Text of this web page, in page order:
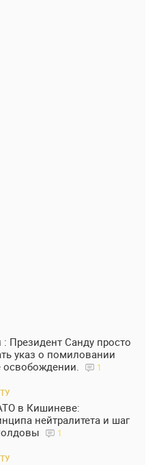
Президент Санду просто
указ о помиловании
1
в Кишиневе:
нейтралитета и шаг
1